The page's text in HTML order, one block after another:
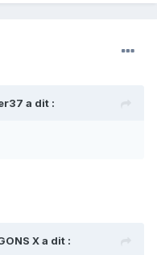
a dit :
Xa dit :